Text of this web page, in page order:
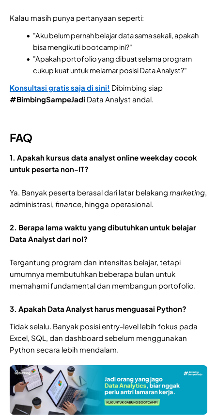
Kalau masih punya pertanyaan seperti:
"Aku belum pernah belajar data sama sekali, apakah
bisa mengikuti bootcamp ini?"
"Apakah portofolio yang dibuat selama program
cukup kuat untuk melamar posisi Data Analyst?"
Konsultasi gratis saja di sini! Dibimbing siap
#BimbingSampeJadi Data Analyst andal.
FAQ
1. Apakah kursus data analyst online weekday cocok
untuk peserta non-IT?
Ya. Banyak peserta berasal dari latar belakang marketing,
administrasi, finance, hingga operasional.
2. Berapa lama waktu yang dibutuhkan untuk belajar
Data Analyst dari nol?
Tergantung program dan intensitas belajar, tetapi
umumnya membutuhkan beberapa bulan untuk
memahami fundamental dan membangun portofolio.
3. Apakah Data Analyst harus menguasai Python?
Tidak selalu. Banyak posisi entry-level lebih fokus pada
Excel, SQL, dan dashboard sebelum menggunakan
Python secara lebih mendalam.